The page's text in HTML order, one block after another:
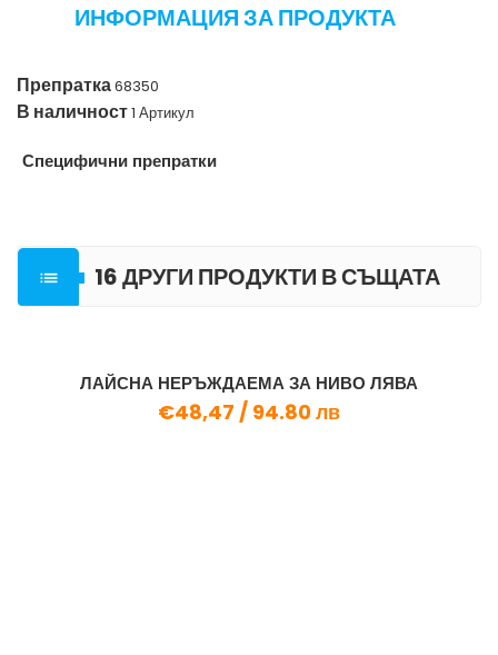
ИНФОРМАЦИЯ ЗА ПРОДУКТА
Препратка68350
В наличност1 Артикул
Специфични препратки

16 ДРУГИ ПРОДУКТИ В СЪЩАТА
ЛАЙСНА НЕРЪЖДАЕМА ЗА НИВО ЛЯВА
€48,47 / 94.80 лв